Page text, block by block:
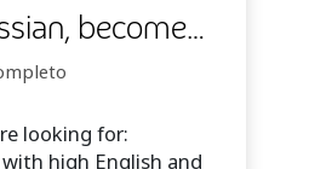
become
looking for:
high English and